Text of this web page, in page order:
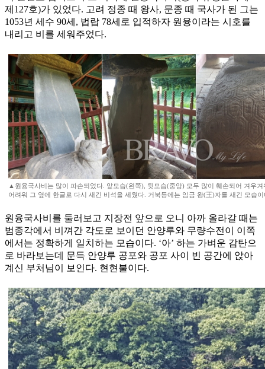
제127호)가 있었다. 고려 정종 때 왕사, 문종 때 국사가 된 그는
1053년 세수 90세, 법랍 78세로 입적하자 원융이라는 시호를
내리고 비를 세워주었다.
▲원융국사비는 많이 파손되었다. 앞모습(왼쪽), 뒷모습(중앙) 모두 많이 훼손되어 겨우
어려워 그 옆에 한글로 다시 새긴 비석을 세웠다. 거북등에는 임금 왕(王)자를 새긴 모습
원융국사비를 둘러보고 지장전 앞으로 오니 아까 올라갈 때는
범종각에서 비껴간 각도로 보이던 안양루와 무량수전이 이쪽
에서는 정확하게 일치하는 모습이다. ‘아’ 하는 가벼운 감탄으
로 바라보는데 문득 안양루 공포와 공포 사이 빈 공간에 앉아
계신 부처님이 보인다. 현현불이다.